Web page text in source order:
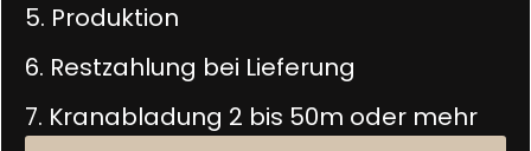
5. Produktion
6. Restzahlung bei Lieferung
7. Kranabladung 2 bis 50m oder mehr